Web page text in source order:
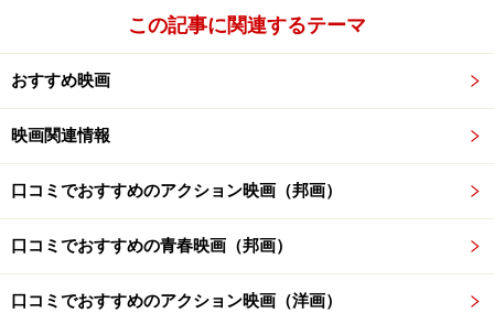
この記事に関連するテーマ
おすすめ映画
映画関連情報
口コミでおすすめのアクション映画（邦画）
口コミでおすすめの青春映画（邦画）
口コミでおすすめのアクション映画（洋画）